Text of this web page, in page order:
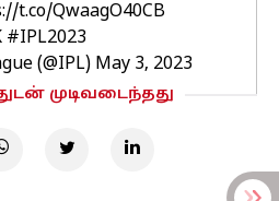
t.co/QwaagO40CB
#IPL2023
(@IPL) May 3, 2023
முடிவடைந்தது